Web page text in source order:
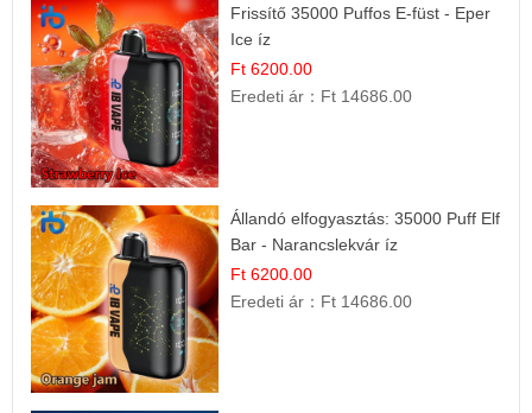
Frissítő 35000 Puffos E-füst - Eper
Ice íz
Ft 6200.00
Eredeti ár： Ft 14686.00
Állandó elfogyasztás: 35000 Puff Elf
Bar - Narancslekvár íz
Ft 6200.00
Eredeti ár： Ft 14686.00